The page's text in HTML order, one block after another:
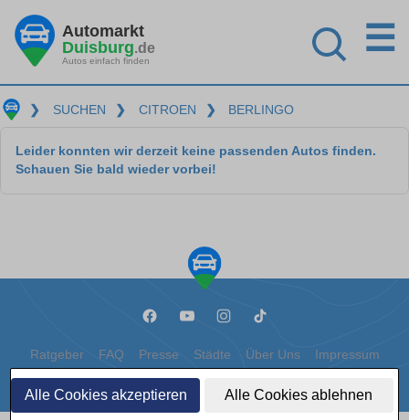
Alle Cookies akzeptieren Alle Cookies ablehnen
Automarkt
Duisburg.de
Autos einfach finden
☰
❯ SUCHEN ❯ CITROEN ❯ BERLINGO
Leider konnten wir derzeit keine passenden Autos finden.
Schauen Sie bald wieder vorbei!
Ratgeber FAQ Presse Städte Über Uns Impressum
Datenschutz Cookies